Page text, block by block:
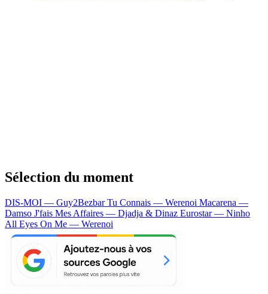
Sélection du moment
DIS-MOI — Guy2BezbarTu Connais — Werenoi Macarena —
Damso J'fais Mes Affaires — Djadja & Dinaz Eurostar — Ninho
All Eyes On Me — Werenoi